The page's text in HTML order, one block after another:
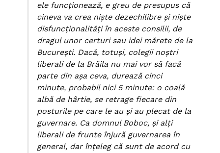
ele funcţionează, e greu de presupus că
cineva va crea nişte dezechilibre şi nişte
disfuncţionalităţi în aceste consilii, de
dragul unor certuri sau idei mărete de la
Bucureşti. Dacă, totuşi, colegii noştri
liberali de la Brăila nu mai vor să facă
parte din aşa ceva, durează cinci
minute, probabil nici 5 minute: o coală
albă de hârtie, se retrage fiecare din
posturile pe care le au şi au plecat de la
guvernare. Ca domnul Boboc, şi alţi
liberali de frunte înjură guvernarea în
general, dar înţeleg că sunt de acord cu